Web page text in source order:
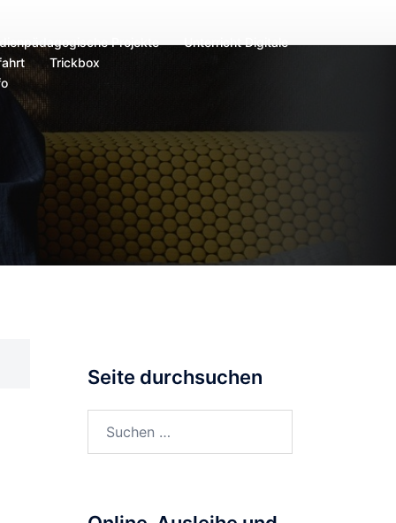
Projekte
Unterricht Digitale
Trickbox
Seite durchsuchen